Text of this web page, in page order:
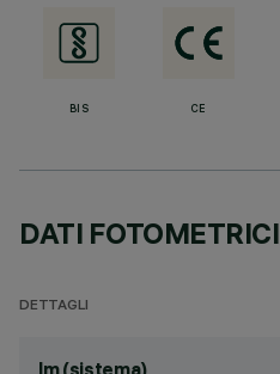
BIS CE
DATI FOTOMETRICI
DETTAGLI
lm (sistema)